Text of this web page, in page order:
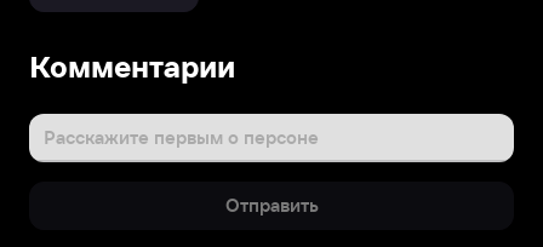
Комментарии
Расскажите первым о персоне
Отправить